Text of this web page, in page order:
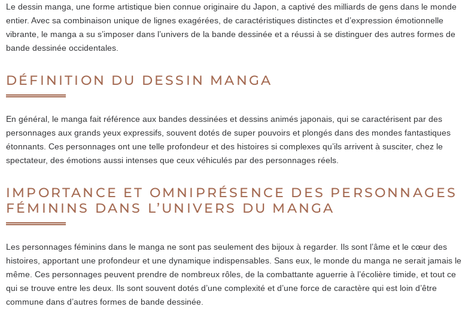
Le dessin manga, une forme artistique bien connue originaire du Japon, a captivé des milliards de gens dans le monde
entier. Avec sa combinaison unique de lignes exagérées, de caractéristiques distinctes et d’expression émotionnelle
vibrante, le manga a su s’imposer dans l’univers de la bande dessinée et a réussi à se distinguer des autres formes de
bande dessinée occidentales.
DÉFINITION DU DESSIN MANGA
En général, le manga fait référence aux bandes dessinées et dessins animés japonais, qui se caractérisent par des
personnages aux grands yeux expressifs, souvent dotés de super pouvoirs et plongés dans des mondes fantastiques
étonnants. Ces personnages ont une telle profondeur et des histoires si complexes qu’ils arrivent à susciter, chez le
spectateur, des émotions aussi intenses que ceux véhiculés par des personnages réels.
IMPORTANCE ET OMNIPRÉSENCE DES PERSONNAGES
FÉMININS DANS L’UNIVERS DU MANGA
Les personnages féminins dans le manga ne sont pas seulement des bijoux à regarder. Ils sont l’âme et le cœur des
histoires, apportant une profondeur et une dynamique indispensables. Sans eux, le monde du manga ne serait jamais le
même. Ces personnages peuvent prendre de nombreux rôles, de la combattante aguerrie à l’écolière timide, et tout ce
qui se trouve entre les deux. Ils sont souvent dotés d’une complexité et d’une force de caractère qui est loin d’être
commune dans d’autres formes de bande dessinée.